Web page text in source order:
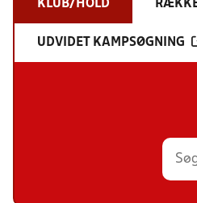
KLUB/HOLD
UDVIDET KAMPSØGNING